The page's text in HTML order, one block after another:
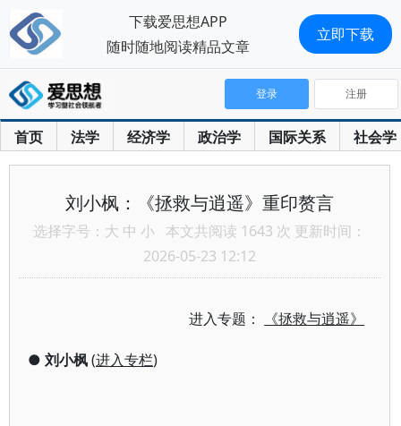
首页 法学 经济学 政治学 国际关系 社会学
登录 注册
刘小枫：《拯救与逍遥》重印赘言
选择字号： 大 中 小 本文共阅读 1643 次 更新时间：
2026-05-23 12:12
进入专题： 《拯救与逍遥》
● 刘小枫(进入专栏)
下载爱思想APP
随时随地阅读精品文章
立即下载